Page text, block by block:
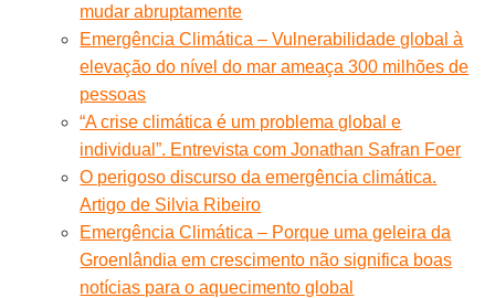
mudar abruptamente
Emergência Climática – Vulnerabilidade global à
elevação do nível do mar ameaça 300 milhões de
pessoas
“A crise climática é um problema global e
individual”. Entrevista com Jonathan Safran Foer
O perigoso discurso da emergência climática.
Artigo de Silvia Ribeiro
Emergência Climática – Porque uma geleira da
Groenlândia em crescimento não significa boas
notícias para o aquecimento global